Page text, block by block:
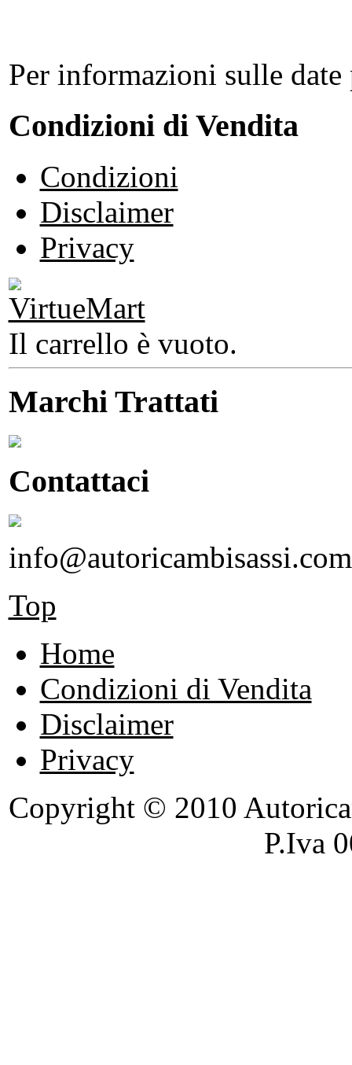
Per informazioni sulle
Condizioni di Vendita
Condizioni
Disclaimer
Privacy
Il carrello è vuoto.
Marchi Trattati
Contattaci
info@autoricambisassi.com
Top
Home
Condizioni di Vendita
Disclaimer
Privacy
Copyright © 2010
P.Iva